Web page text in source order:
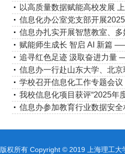
以高质量数据赋能高校发展
信息化办公室党支部开展
信息办扎实开展智慧教室、
赋能师生成长 智启 AI 新篇
追寻红色足迹 汲取奋进力量
信息办一行赴山东大学、北
学校召开信息化工作专题会
我校信息化项目获评“2025年
信息办参加教育行业数据安全
版权所有 Copyright © 2019 上海理工